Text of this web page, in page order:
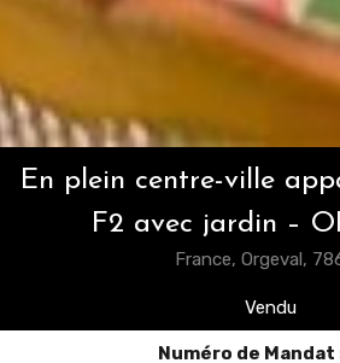
En plein centre-ville
F2 avec jardin –
France, Orgeval,
Vendu
Numéro de Mandat